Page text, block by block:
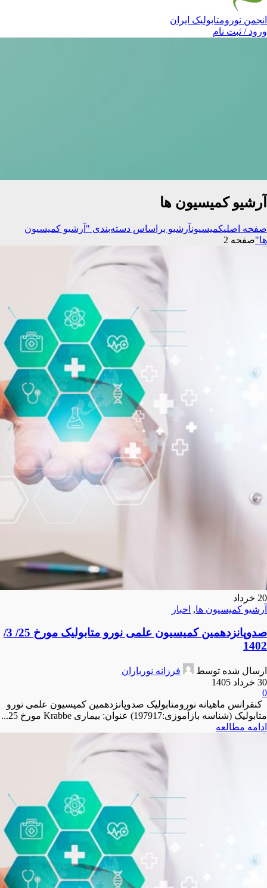
انجمن نورومتابولیک ایران
ورود / ثبت نام
آرشیو کمیسیون ها
صفحه اصلیکمیسیونآرشیو براساس دسته‌بندی "آرشیو کمیسیون
ها"صفحه 2
20 خرداد
آرشیو کمیسیون ها, اخبار
صدوپانزدهمین کمیسیون علمی نورو متابولیک مورخ 25/ 3/
1402
ارسال شده توسط
فرزانه نورباران
30 خرداد 1405
0
کنفرانس ماهیانه نورومتابولیک صدوپانزدهمین کمیسیون علمی نورو
متابولیک (شناسه بازآموزی:197917) عنوان: بیماری Krabbe مورخ 25...
ادامه مطالعه